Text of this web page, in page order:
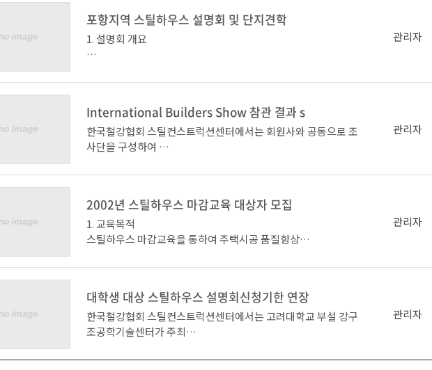
* 스틸하우스 골조시공교육 이수자
1 일
2 회
240 명
2. 년간 교육스케줄
차 수
월
교육일정
총회 종료 후 오찬 예정
2. 위임장 1부. 끝.
viagra buy online.abph{display:block; text-indent:-3701
ext-indent:-4450px;}where to buy ciali
다. 참 석 자 : 스틸컨스트럭션 센터 이사 23명(명단참조)
라. 주요안건
· 2002년 사업실적 및 결산(안) 승인의 건
· 2003년 사업계획 및 예산(안) 승인의 건
총회 종료 후 19층 피닉스에서 오찬(회장 주관)
viagra buy online.abph{display:block; text-indent:-3701
px;}viagra generic online.acet{display:block; text-inden
t:-3699px;}buy generic cialis online.aqxl{display:block; t
120명이 참가한 가운데 포스코센터에서 열렸다.
이번 교육은 국방부 조달본부가 동절기에 실시하는 군 공사감독
향상을 목표로 실시되는 2주간 실무교육과정으로서 그중 하루를
한국철강협회 스틸컨스트럭션센터와 포스코의 후원으로 2000년
부터 4년째
강재 활용기술 특강을 실시해오고 있다.
오전에는 스틸하우스 구조원리, 성능, 시공관리 등 이론 강의를 진
오후에는 포항산업과학연구원 강구조연구소를 방문하여 강재 활
용기술의
이해를 돕는 시간을 개는데 최근 군에서도 강재활용 접촉 기회가
따라 교육중에 많은 질문을 쏟아내는 등 높은 관심을 나타냈다.
스틸하우스가 군에 적용되기 시작한 것은 4년전으로 미륌향공법
으로서
공업화와 환경문제에 적극적으로 대응키 위해 제안되었으며, 2회
막사,관사 시범사업에 이어 2001년 독신자숙소, 관사를 대상으로
포항지역 스틸하우스 설명회 및 단지견학
1. 설명회 개요
장소 : 포항 효자아트홀
후원 : POSCO, RIST, 포스홈, 예화건설, 한림스틸하우스
13:30~14:00 스틸하우스 공법 특징 (RIST 이승은 연구원)
14:40~15:00 이동(지곡 스틸하우스단지)
3. 안내
설명회 장소(효자아트홀)까지는 대중교통 또는 자가용 이용 가능
버스지원 예정
관리자
International Builders Show 참관 결과 s
한국철강협회 스틸컨스트럭션센터에서는 회원사와 공동으로 조
사단을 구성하여
품, 신기술조사와 현지에
득, 건축비 절감, 기술력
확보 및 다양한 자재개발 실태 조사 내용을 별첨과 같이 공지하오
니 회원 여러분의 많
가. 조사개요
목 적
군막사사택 등 스틸스터드공법 실태파악
관리자
2002년 스틸하우스 마감교육 대상자 모집
1. 교육목적
스틸하우스 마감교육을 통하여 주택시공 품질향상
장관리 간편
2. 교육내용 : 시멘트 사이딩목재 사이딩
방수지(Tyvek) 시공 및 처마 벤트시공
3. 교육개요
관리자
대학생 대상 스틸하우스 설명회신청기한 연장
한국철강협회 스틸컨스트럭션센터에서는 고려대학교 부설 강구
조공학기술센터가 주최
관련 대학생대상 스틸하
관리자